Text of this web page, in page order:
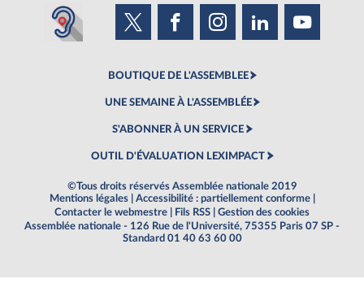
BOUTIQUE DE L'ASSEMBLEE
UNE SEMAINE À L'ASSEMBLÉE
S'ABONNER À UN SERVICE
OUTIL D'ÉVALUATION LEXIMPACT
©Tous droits réservés Assemblée nationale 2019
Mentions légales
Accessibilité : partiellement conforme
Contacter le webmestre
Fils RSS
Gestion des cookies
Assemblée nationale - 126 Rue de l'Université, 75355 Paris 07 SP -
Standard 01 40 63 60 00